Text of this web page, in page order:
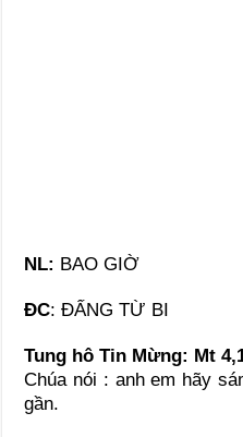
NL: BAO GIỜ
ĐC: ĐẤNG TỪ BI
Tung hô Tin Mừng: Mt
Chúa nói : anh em hãy
gần.